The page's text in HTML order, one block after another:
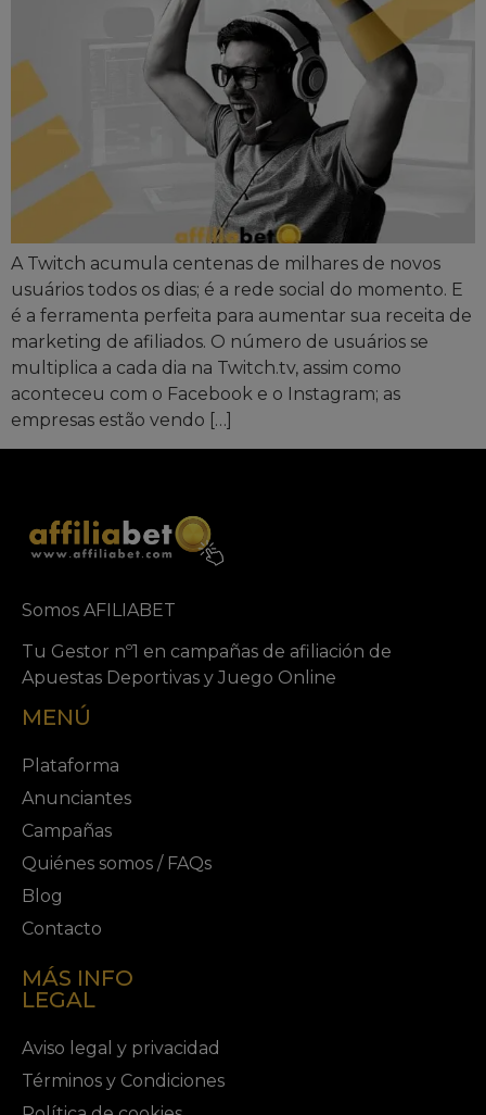
A Twitch acumula centenas de milhares de novos
usuários todos os dias; é a rede social do momento. E
é a ferramenta perfeita para aumentar sua receita de
marketing de afiliados. O número de usuários se
multiplica a cada dia na Twitch.tv, assim como
aconteceu com o Facebook e o Instagram; as
empresas estão vendo […]
Somos AFILIABET
Tu Gestor nº1 en campañas de afiliación de
Apuestas Deportivas y Juego Online
MENÚ
Plataforma
Anunciantes
Campañas
Quiénes somos / FAQs
Blog
Contacto
MÁS INFO
LEGAL
Aviso legal y privacidad
Términos y Condiciones